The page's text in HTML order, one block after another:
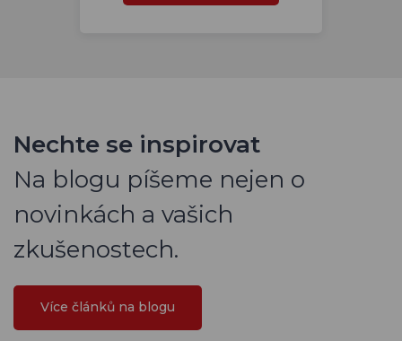
Nechte se inspirovat
Na blogu píšeme nejen o
novinkách a vašich
zkušenostech.
Více článků na blogu